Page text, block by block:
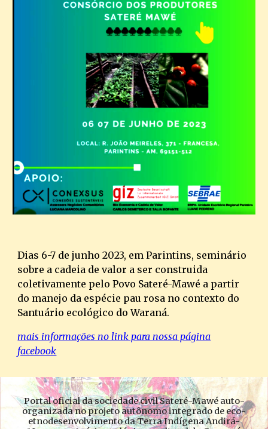
Dias 6-7 de junho 2023, em Parintins, seminário
sobre a cadeia de valor a ser construida
coletivamente pelo Povo Sateré-Mawé a partir
do manejo da espécie pau rosa no contexto do
Santuário ecológico do Waraná.
mais informações no link para nossa página
facebook
Portal oficial da sociedade civil Sateré-Mawé auto-
organizada no projeto autônomo integrado de eco-
etnodesenvolvimento da Terra Indígena Andirá-